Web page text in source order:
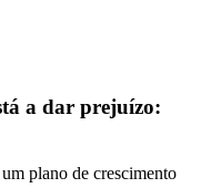
a dar prejuízo:
plano de crescimento